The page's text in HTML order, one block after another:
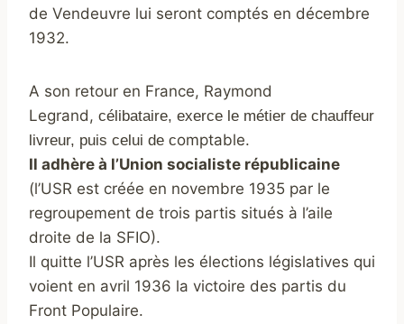
de Vendeuvre lui seront comptés en décembre
1932.
A son retour en France, Raymond
Legrand, célibataire, exerce le métier de chauffeur
livreur, puis celui de comptable.
Il adhère à l’Union socialiste républicaine
(l’USR est créée en novembre 1935 par le
regroupement de trois partis situés à l’aile
droite de la SFIO).
Il quitte l’USR après les élections législatives qui
voient en avril 1936 la victoire des partis du
Front Populaire.